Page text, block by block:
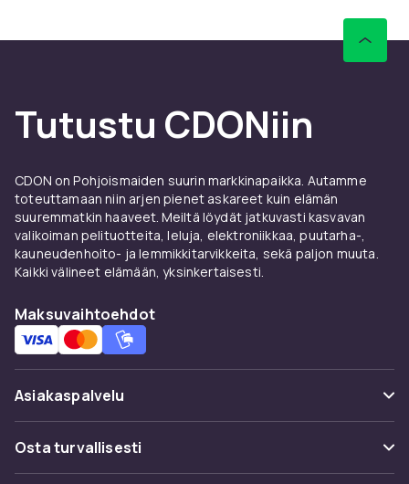
Tutustu CDONiin
CDON on Pohjoismaiden suurin markkinapaikka. Autamme
toteuttamaan niin arjen pienet askareet kuin elämän
suuremmatkin haaveet. Meiltä löydät jatkuvasti kasvavan
valikoiman pelituotteita, leluja, elektroniikkaa, puutarha-,
kauneudenhoito- ja lemmikkitarvikkeita, sekä paljon muuta.
Kaikki välineet elämään, yksinkertaisesti.
Maksuvaihtoehdot
Asiakaspalvelu
Usein kysyttyä (UKK)
Seuraa pakettia
Osta turvallisesti